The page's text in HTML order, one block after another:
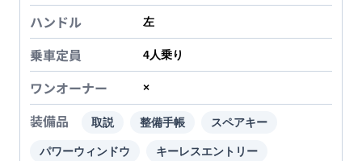
ハンドル 左
乗車定員 4人乗り
ワンオーナー ×
装備品 取説 整備手帳 スペアキー
パワーウィンドウ キーレスエントリー